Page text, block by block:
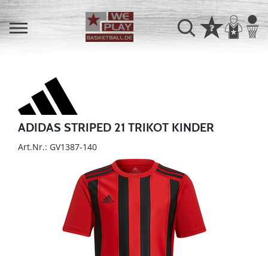
ADIDAS STRIPED 21 TRIKOT KINDER
Art.Nr.: GV1387-140